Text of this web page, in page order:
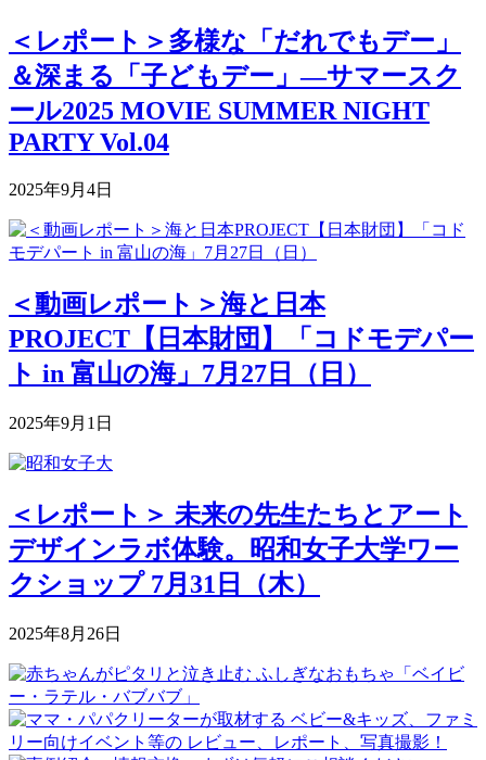
＜レポート＞多様な「だれでもデー」
＆深まる「子どもデー」―サマースク
ール2025 MOVIE SUMMER NIGHT
PARTY Vol.04
2025年9月4日
＜動画レポート＞海と日本
PROJECT【日本財団】「コドモデパー
ト in 富山の海」7月27日（日）
2025年9月1日
＜レポート＞ 未来の先生たちとアート
デザインラボ体験。昭和女子大学ワー
クショップ 7月31日（木）
2025年8月26日